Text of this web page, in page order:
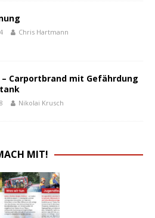
Chris Hartmann
– Carportbrand mit Gefährdung
Nikolai Krusch
MIT!